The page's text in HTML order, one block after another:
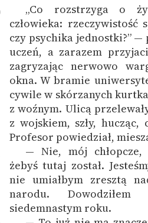
„Co rozstrzyga o
człowieka: rzeczywistość
czy psychika jednostki?” —
uczeń, a zarazem
zagryzając nerwowo
okna. W bramie
cywile w skórzanych
z woźnym. Ulicą
z wojskiem, szły, hucząc,
Profesor powiedział,
— Nie, mój
żebyś tutaj został.
nie umiałbym zresztą
narodu.
siedemnastym roku.